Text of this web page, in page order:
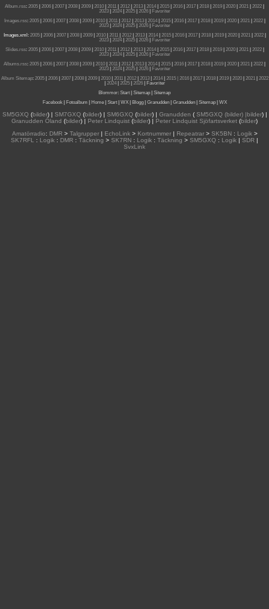
Album.rss: 2005 2006 2007 2008 2009 2010 2011 2012 2013 2014 2015 2016 2017 2018 2019 2020 2021 2022
2023| 2024| 2025| 2026|
Favoriter
Images.rss: 2005| 2006| 2007| 2008| 2009| 2010| 2011| 2012| 2013| 2014| 2015| 2016| 2017| 2018| 2019| 2020| 2021| 2022|
2023| 2024| 2025| 2026|
Favoriter
Images.xml: 2005| 2006| 2007| 2008| 2009| 2010| 2011| 2012| 2013| 2014| 2015| 2016| 2017| 2018| 2019| 2020| 2021| 2022|
2023| 2024| 2025| 2026|
Favoriter
Slides.rss: 2005| 2006| 2007| 2008| 2009| 2010| 2011| 2012| 2013| 2014| 2015| 2016| 2017| 2018| 2019| 2020| 2021| 2022|
2023| 2024| 2025| 2026|
Favoriter
Albums.rss: 2005 2006 2007 2008 2009 2010 2011 2012 2013 2014 2015 2016 2017 2018 2019 2020 2021 2022
2023| 2024| 2025| 2026|
Favoriter
Album Sitemap: 2005| 2006| 2007| 2008| 2009| 2010| 2011| 2012| 2013| 2014| 2015 | 2016| 2017| 2018| 2019| 2020| 2021| 2022
2024| 2025| 2026|
Favoriter
Blommor: Start Sitemap
Sitemap
Facebook| Fotoalbum Home| Start| WX| Blogg| Granudden| Granudden| Sitemap| WX
SM5GXQ(bilder) | SM7GXQ(bilder) | SM6GXQ(bilder) | Granudden (SM5GXQ (bilder) |bilder) |
Granudden Öland (bilder) | Peter Lindquist (bilder) | Peter Lindquist Sjöfartsverket (bilder)
Amatörradio: DMR> Talgrupper| EchoLink> Kortnummer| Repeatrar> SK5BN: Logik>
SK7RFL
: Logik : DMR : Täckning > SK7RN : Logik : Täckning > SM5GXQ : Logik | SDR |
SvxLink